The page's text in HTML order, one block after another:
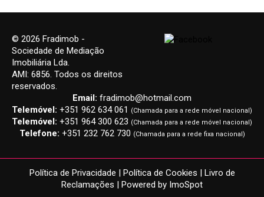
© 2026 Fradimob -
Sociedade de Mediação
Imobiliária Lda.
AMI: 6856. Todos os direitos
reservados.
Email: fradimob@hotmail.com
Telemóvel: +351 962 634 061 (Chamada para a rede móvel nacional)
Telemóvel: +351 964 300 623 (Chamada para a rede móvel nacional)
Telefone: +351 232 762 730 (Chamada para a rede fixa nacional)
Política de Privacidade | Política de Cookies | Livro de
Reclamações | Powered by ImoSpot